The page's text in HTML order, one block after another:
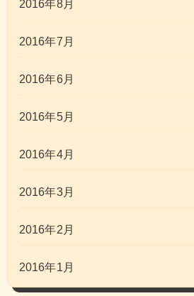
2016年8月
2016年7月
2016年6月
2016年5月
2016年4月
2016年3月
2016年2月
2016年1月